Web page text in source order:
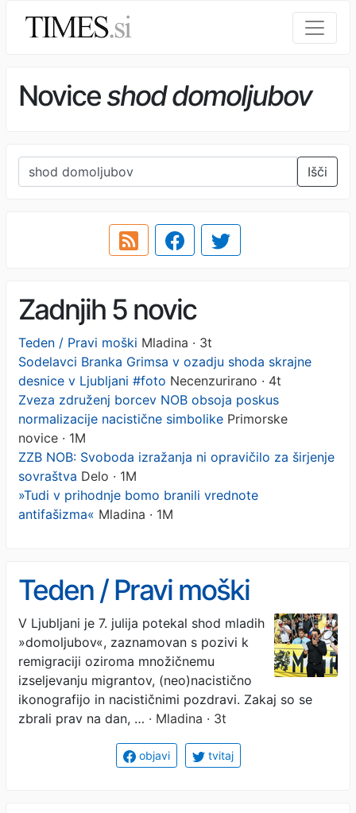
Noviceshod domoljubov
Išči
Zadnjih 5 novic
Teden / Pravi moški Mladina · 3t
Sodelavci Branka Grimsa v ozadju shoda skrajne
desnice v Ljubljani #foto Necenzurirano · 4t
Zveza združenj borcev NOB obsoja poskus
normalizacije nacistične simbolike Primorske
novice · 1M
ZZB NOB: Svoboda izražanja ni opravičilo za širjenje
sovraštva Delo · 1M
»Tudi v prihodnje bomo branili vrednote
antifašizma« Mladina · 1M
Teden / Pravi moški
V Ljubljani je 7. julija potekal shod mladih
»domoljubov«, zaznamovan s pozivi k
remigraciji oziroma množičnemu
izseljevanju migrantov, (neo)nacistično
ikonografijo in nacističnimi pozdravi. Zakaj so se
zbrali prav na dan, … · Mladina · 3t
objavi tvitaj